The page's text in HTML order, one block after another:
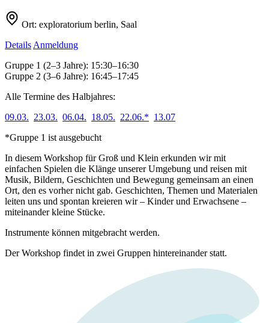
Ort: exploratorium berlin, Saal
Details Anmeldung
Gruppe 1 (2–3 Jahre): 15:30–16:30
Gruppe 2 (3–6 Jahre): 16:45–17:45
Alle Termine des Halbjahres:
09.03. 23.03. 06.04. 18.05. 22.06.* 13.07
*Gruppe 1 ist ausgebucht
In diesem Workshop für Groß und Klein erkunden wir mit
einfachen Spielen die Klänge unserer Umgebung und reisen mit
Musik, Bildern, Geschichten und Bewegung gemeinsam an einen
Ort, den es vorher nicht gab. Geschichten, Themen und Materialen
leiten uns und spontan kreieren wir – Kinder und Erwachsene –
miteinander kleine Stücke.
Instrumente können mitgebracht werden.
Der Workshop findet in zwei Gruppen hintereinander statt.